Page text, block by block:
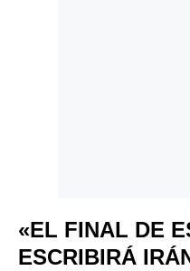
«EL FINAL DE
ESCRIBIRÁ